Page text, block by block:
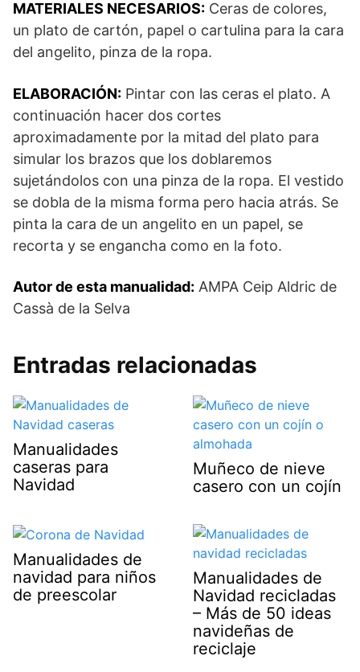
MATERIALES NECESARIOS: Ceras de colores,
un plato de cartón, papel o cartulina para la cara
del angelito, pinza de la ropa.
ELABORACIÓN: Pintar con las ceras el plato. A
continuación hacer dos cortes
aproximadamente por la mitad del plato para
simular los brazos que los doblaremos
sujetándolos con una pinza de la ropa. El vestido
se dobla de la misma forma pero hacia atrás. Se
pinta la cara de un angelito en un papel, se
recorta y se engancha como en la foto.
Autor de esta manualidad: AMPA Ceip Aldric de
Cassà de la Selva
Entradas relacionadas
Manualidades
caseras para
Navidad
Muñeco de nieve
casero con un cojín
Manualidades de
navidad para niños
de preescolar
Manualidades de
Navidad recicladas
– Más de 50 ideas
navideñas de
reciclaje